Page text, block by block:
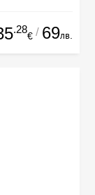
.28
€ / 69лв.